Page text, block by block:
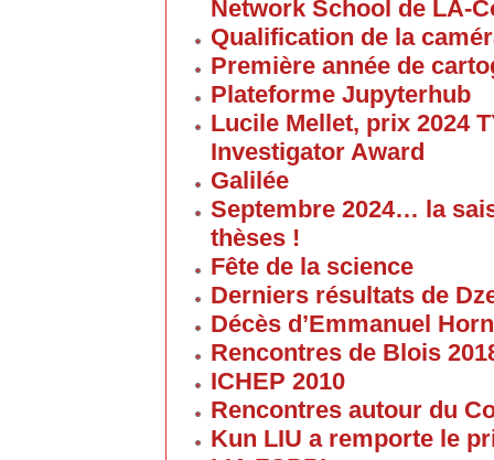
Network School de LA-
Qualification de la
Première année de
Plateforme Jupyterhub
Lucile Mellet, prix 2024
Investigator Award
Galilée
Septembre 2024… la
thèses !
Fête de la science
Derniers résultats de
Décès d’Emmanuel
Rencontres de Blois
ICHEP 2010
Rencontres autour du
Kun LIU a remporte le